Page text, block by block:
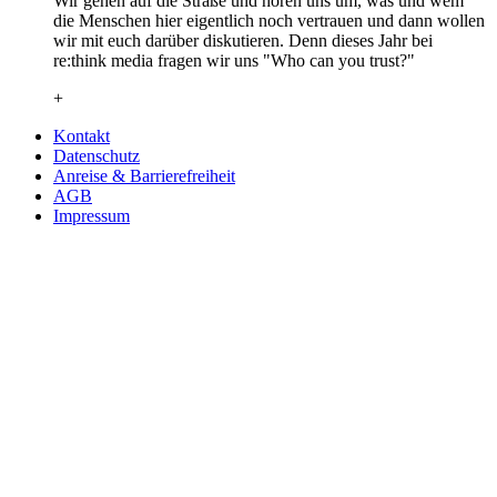
die Menschen hier eigentlich noch vertrauen und dann wollen
wir mit euch darüber diskutieren. Denn dieses Jahr bei
re:think media fragen wir uns "Who can you trust?"
+
Kontakt
Datenschutz
Anreise & Barrierefreiheit
AGB
Impressum